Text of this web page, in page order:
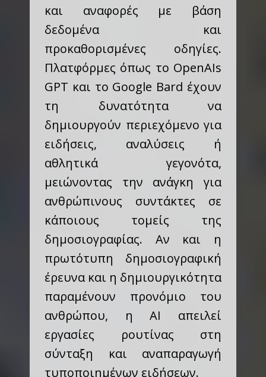
και αναφορές με βάση
δεδομένα και
προκαθορισμένες οδηγίες.
Πλατφόρμες όπως το OpenAIs
GPT και το Google Bard έχουν
τη δυνατότητα να
δημιουργούν περιεχόμενο για
ειδήσεις, αναλύσεις ή
αθλητικά γεγονότα,
μειώνοντας την ανάγκη για
ανθρώπινους συντάκτες σε
κάποιους τομείς της
δημοσιογραφίας. Αν και η
πρωτότυπη δημοσιογραφική
έρευνα και η δημιουργικότητα
παραμένουν προνόμιο του
ανθρώπου, η AI απειλεί
εργασίες ρουτίνας στη
σύνταξη και αναπαραγωγή
τυποποιημένων ειδήσεων.